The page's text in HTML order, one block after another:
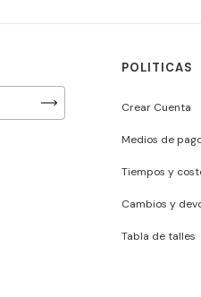
POLITICAS
Crear Cuenta
Medios de
Tiempos y
Cambios y
Tabla de talles